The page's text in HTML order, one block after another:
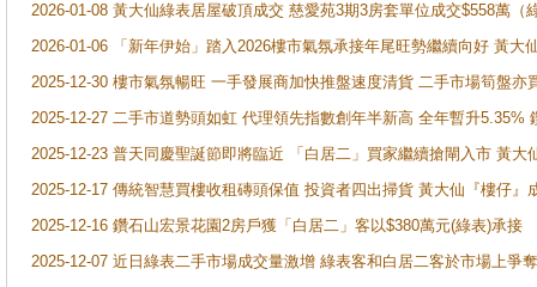
2026-01-08 黃大仙綠表居屋破頂成交 慈愛苑3期3房套單位成交$558萬（
2026-01-06 「新年伊始」踏入2026樓市氣氛承接年尾旺勢繼續向好 黃
2025-12-30 樓市氣氛暢旺 一手發展商加快推盤速度清貨 二手市場筍盤
2025-12-27 二手市道勢頭如虹 代理領先指數創年半新高 全年暫升5.35%
2025-12-23 普天同慶聖誕節即將臨近 「白居二」買家繼續搶閘入市 黃
2025-12-17 傳統智慧買樓收租磚頭保值 投資者四出掃貨 黃大仙『樓仔
2025-12-16 鑽石山宏景花園2房戶獲「白居二」客以$380萬元(綠表)承接
2025-12-07 近日綠表二手市場成交量激增 綠表客和白居二客於市場上